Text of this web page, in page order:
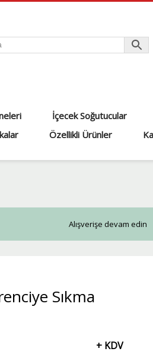
İçecek Soğutucular
Özellikli Ürünler
Alışverişe devam edin
Sıkma
+ KDV